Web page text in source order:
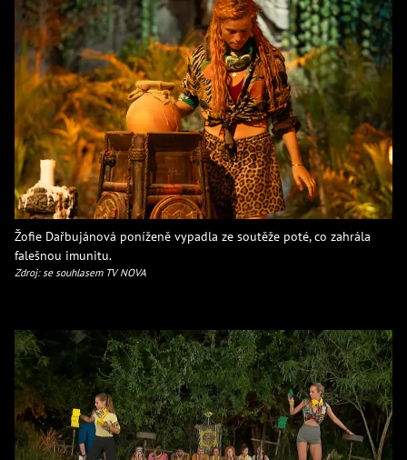
Žofie Dařbujánová poníženě vypadla ze soutěže poté, co zahrála
falešnou imunitu.
Zdroj: se souhlasem TV NOVA